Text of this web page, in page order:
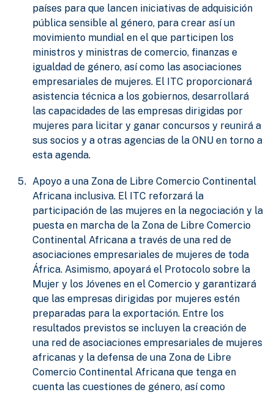
países para que lancen iniciativas de adquisición
pública sensible al género, para crear así un
movimiento mundial en el que participen los
ministros y ministras de comercio, finanzas e
igualdad de género, así como las asociaciones
empresariales de mujeres. El ITC proporcionará
asistencia técnica a los gobiernos, desarrollará
las capacidades de las empresas dirigidas por
mujeres para licitar y ganar concursos y reunirá a
sus socios y a otras agencias de la ONU en torno a
esta agenda.
Apoyo a una Zona de Libre Comercio Continental
Africana inclusiva. El ITC reforzará la
participación de las mujeres en la negociación y la
puesta en marcha de la Zona de Libre Comercio
Continental Africana a través de una red de
asociaciones empresariales de mujeres de toda
África. Asimismo, apoyará el Protocolo sobre la
Mujer y los Jóvenes en el Comercio y garantizará
que las empresas dirigidas por mujeres estén
preparadas para la exportación. Entre los
resultados previstos se incluyen la creación de
una red de asociaciones empresariales de mujeres
africanas y la defensa de una Zona de Libre
Comercio Continental Africana que tenga en
cuenta las cuestiones de género, así como